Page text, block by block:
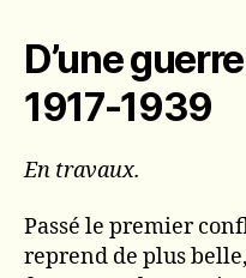
D’une
1917-1939
En travaux.
Passé le premier
reprend de plus